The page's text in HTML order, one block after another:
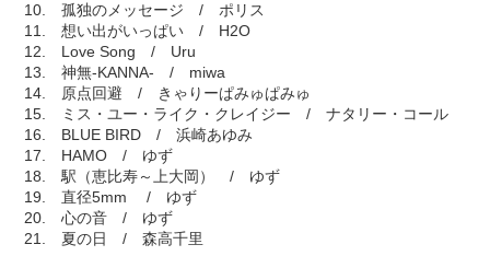
10. 孤独のメッセージ / ポリス
11. 想い出がいっぱい / H2O
12. Love Song / Uru
13. 神無-KANNA- / miwa
14. 原点回避 / きゃりーぱみゅぱみゅ
15. ミス・ユー・ライク・クレイジー / ナタリー・コール
16. BLUE BIRD / 浜崎あゆみ
17. HAMO / ゆず
18. 駅（恵比寿～上大岡） / ゆず
19. 直径5mm / ゆず
20. 心の音 / ゆず
21. 夏の日 / 森高千里